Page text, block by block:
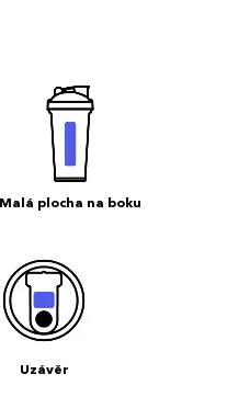
Malá plocha na boku
Uzávěr